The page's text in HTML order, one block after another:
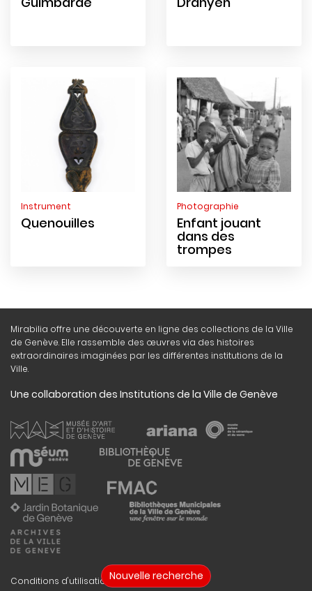
Nouvelle recherche
Instrument
Quenouilles
Photographie
Enfant jouant
dans des
trompes
Mirabilia offre une découverte en ligne des collections de la Ville
de Genève. Elle rassemble des œuvres via des histoires
extraordinaires imaginées par les différentes institutions de la
Ville.
Une collaboration des Institutions de la Ville de Genève
Conditions d'utilisation